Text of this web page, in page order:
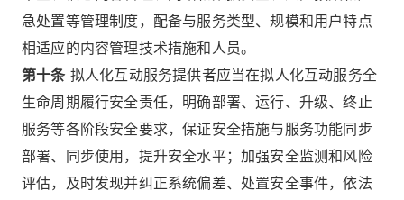
急处置等管理制度，配备与服务类型、规模和用户特点
相适应的内容管理技术措施和人员。
第十条拟人化互动服务提供者应当在拟人化互动服务全
生命周期履行安全责任，明确部署、运行、升级、终止
服务等各阶段安全要求，保证安全措施与服务功能同步
部署、同步使用，提升安全水平；加强安全监测和风险
评估，及时发现并纠正系统偏差、处置安全事件，依法